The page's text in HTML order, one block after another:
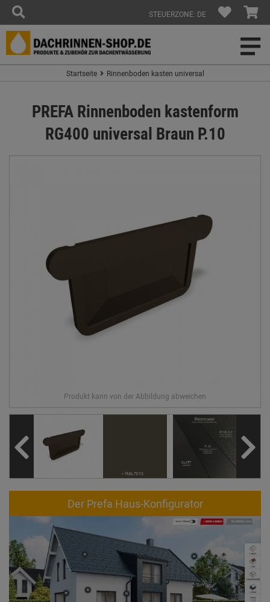
STEUERZONE: DE
Startseite Rinnenboden kasten universal
PREFA Rinnenboden kastenform
RG400 universal Braun P.10
Der Prefa Haus-Konfigurator